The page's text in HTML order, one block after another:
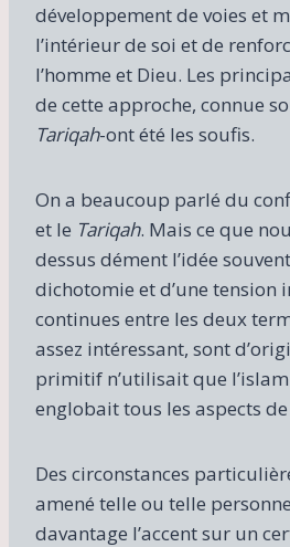
développement de voies et
l’intérieur de soi et de
l’homme et Dieu. Les
de cette approche, connue
Tariqah-ont été les soufis.
On a beaucoup parlé du
et le Tariqah. Mais ce que
dessus dément l’idée
dichotomie et d’une tension
continues entre les deux
assez intéressant, sont
primitif n’utilisait que
englobait tous les aspects de
Des circonstances
amené telle ou telle
davantage l’accent sur un